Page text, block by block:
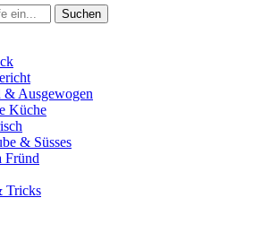
& Ausgewogen
Küche
& Süsses
Fründ
Tricks